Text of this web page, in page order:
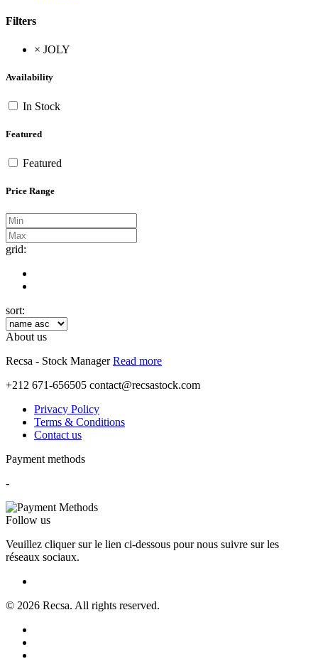
Filters
× JOLY
Availability
In Stock
Featured
Featured
Price Range
grid:
sort:
About us
Recsa - Stock ManagerRead more
+212 671-656505 contact@recsastock.com
Privacy Policy
Terms & Conditions
Contact us
Payment methods
-
Follow us
Veuillez cliquer sur le lien ci-dessous pour nous suivre sur les
réseaux sociaux.
© 2026 Recsa. All rights reserved.